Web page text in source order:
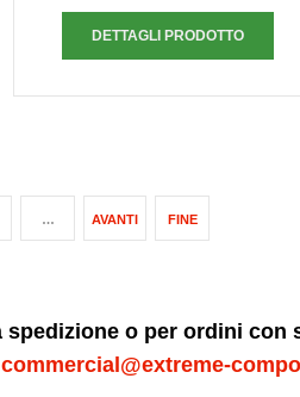
DETTAGLI PRODOTTO
… AVANTI FINE
o per ordini con
commercial@extreme-